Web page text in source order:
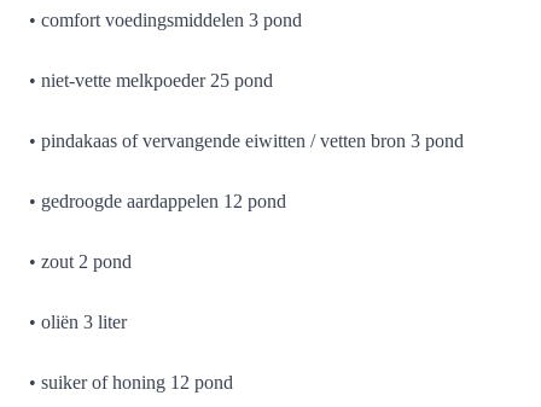
• comfort voedingsmiddelen 3 pond
• niet-vette melkpoeder 25 pond
• pindakaas of vervangende eiwitten / vetten bron 3 pond
• gedroogde aardappelen 12 pond
• zout 2 pond
• oliën 3 liter
• suiker of honing 12 pond